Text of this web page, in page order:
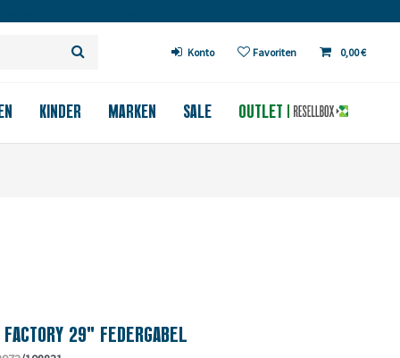
Konto Favoriten 0,00 €
KINDER MARKEN SALE OUTLET
29" FEDERGABEL